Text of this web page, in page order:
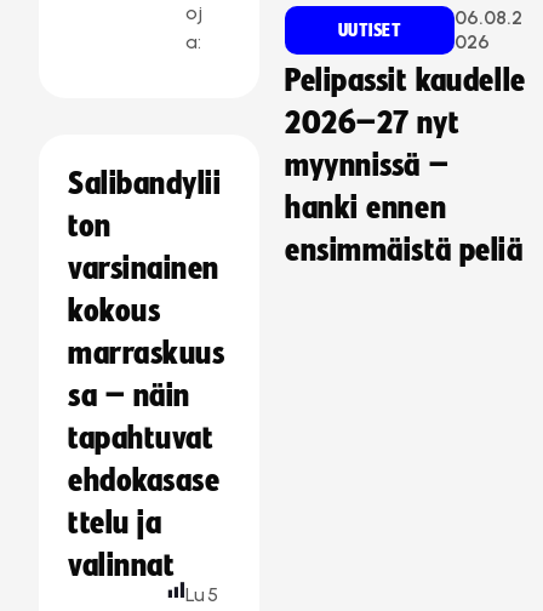
oj
a:
Salibandylii
ton
varsinainen
kokous
marraskuus
sa – näin
tapahtuvat
ehdokasase
ttelu ja
valinnat
Lu 5
UUTISET
06.08.2
026
Pelipassit kaudelle
2026–27 nyt
myynnissä –
hanki ennen
ensimmäistä peliä